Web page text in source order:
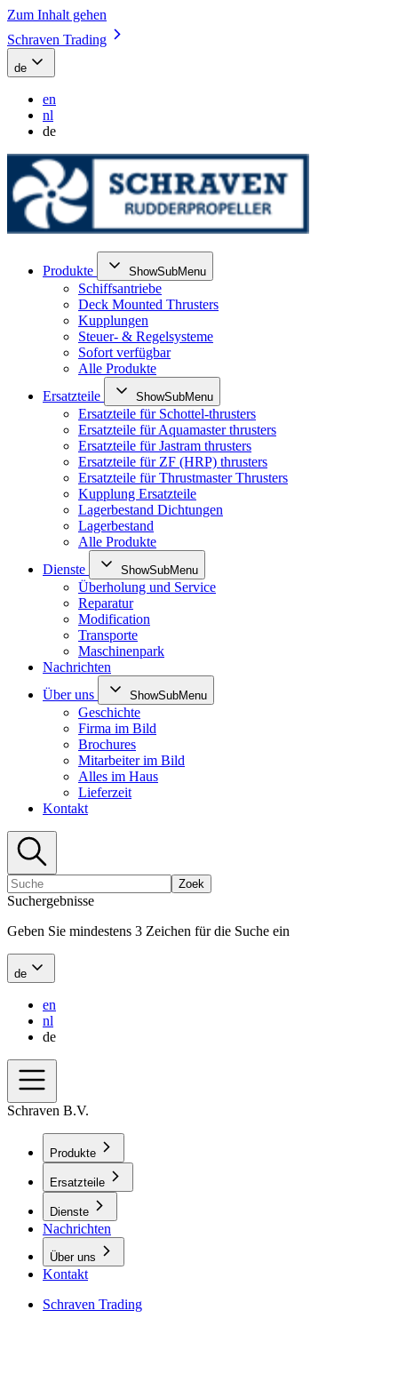
Zum Inhalt gehen
Schraven Trading
de
en
nl
de
Produkte ShowSubMenu
Schiffsantriebe
Deck Mounted Thrusters
Kupplungen
Steuer- & Regelsysteme
Sofort verfügbar
Alle Produkte
Ersatzteile
ShowSubMenu
Ersatzteile für Schottel-thrusters
Ersatzteile für Aquamaster thrusters
Ersatzteile für Jastram thrusters
Ersatzteile für ZF (HRP) thrusters
Ersatzteile für Thrustmaster Thrusters
Kupplung Ersatzteile
Lagerbestand Dichtungen
Lagerbestand
Alle Produkte
Dienste
ShowSubMenu
Überholung und Service
Reparatur
Modification
Transporte
Maschinenpark
Nachrichten
Über uns
ShowSubMenu
Geschichte
Firma im Bild
Brochures
Mitarbeiter im Bild
Alles im Haus
Lieferzeit
Kontakt
Zoek
Suchergebnisse
Geben Sie mindestens 3 Zeichen für die Suche ein
de
en
nl
de
Schraven B.V.
Produkte
Ersatzteile
Dienste
Nachrichten
Über uns
Kontakt
Schraven Trading